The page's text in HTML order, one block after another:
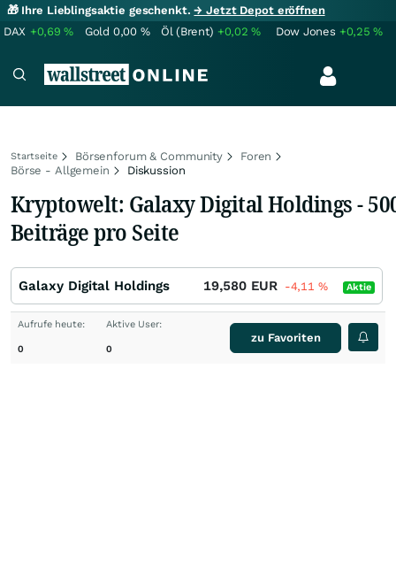
🎁 Ihre Lieblingsaktie geschenkt.→ Jetzt Depot eröffnen
DAX +0,69% Gold 0,00 % Öl (Brent) +0,02% Dow Jones +0,25%
Startseite Börsenforum & Community
Foren
Börse - Allgemein
Diskussion
Kryptowelt: Galaxy Digital Holdings -
Beiträge pro Seite
Galaxy Digital Holdings 19,580 EUR -4,11 % Aktie
Aufrufe heute:
0
Aktive User:
0
zu Favoriten